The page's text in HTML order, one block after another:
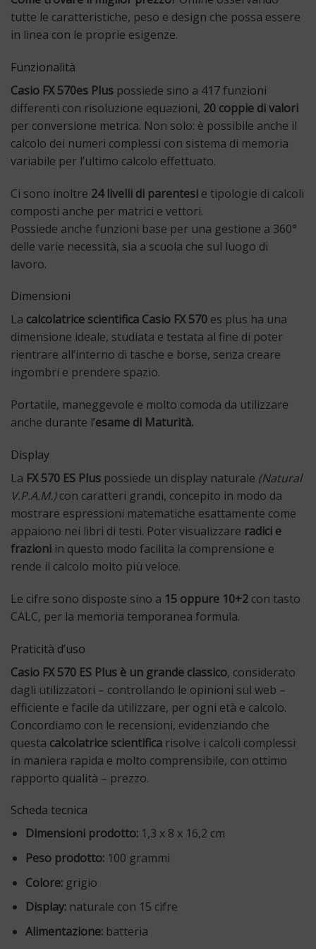
tutte le caratteristiche, peso e design che possa essere
in linea con le proprie esigenze.
Funzionalità
Casio FX 570es Plus possiede sino a 417 funzioni
differenti con risoluzione equazioni, 20 coppie di valori
per conversione metrica. Non solo: è possibile anche il
calcolo dei numeri complessi con sistema di memoria
variabile per l’ultimo calcolo effettuato.
Ci sono inoltre 24 livelli di parentesi e tipologie di calcoli
composti anche per matrici e vettori.
Possiede anche funzioni base per una gestione a 360°
delle varie necessità, sia a scuola che sul luogo di
lavoro.
Dimensioni
La calcolatrice scientifica Casio FX 570 es plus ha una
dimensione ideale, studiata e testata al fine di poter
rientrare all’interno di tasche e borse, senza creare
ingombri e prendere spazio.
Portatile, maneggevole e molto comoda da utilizzare
anche durante l’esame di Maturità.
Display
La FX 570 ES Plus possiede un display naturale (Natural
V.P.A.M.)con caratteri grandi, concepito in modo da
mostrare espressioni matematiche esattamente come
appaiono nei libri di testi. Poter visualizzare radici e
frazioni in questo modo facilita la comprensione e
rende il calcolo molto più veloce.
Le cifre sono disposte sino a 15 oppure 10+2 con tasto
CALC, per la memoria temporanea formula.
Praticità d’uso
Casio FX 570 ES Plus è un grande classico, considerato
dagli utilizzatori – controllando le opinioni sul web –
efficiente e facile da utilizzare, per ogni età e calcolo.
Concordiamo con le recensioni, evidenziando che
questa calcolatrice scientifica risolve i calcoli complessi
in maniera rapida e molto comprensibile, con ottimo
rapporto qualità – prezzo.
Scheda tecnica
Dimensioni prodotto:1,3 x 8 x 16,2 cm
Peso prodotto:100 grammi
Colore:grigio
Display:naturale con 15 cifre
Alimentazione:batteria